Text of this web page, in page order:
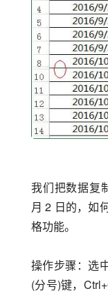
我们把数据复
月 2 日的，如
格功能。
操作步骤：选
(分号)键，